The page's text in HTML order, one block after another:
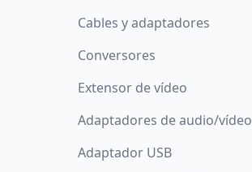
Cables y adaptadores
Conversores
Extensor de vídeo
Adaptadores de audio/vídeo
Adaptador USB